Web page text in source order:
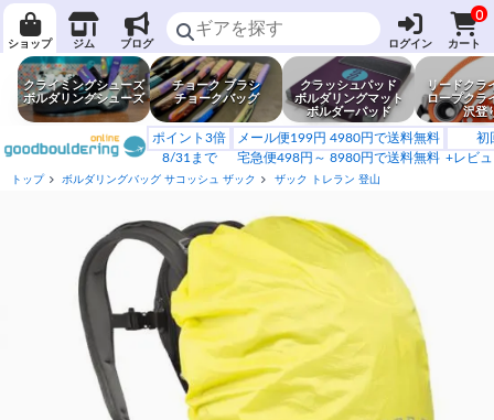
ショップ ジム ブログ ログイン
0
カート
クライミングシューズ
ボルダリングシューズ
チョーク ブラシ
チョークバッグ
クラッシュパッド
ボルダリングマット
ボルダーパッド
リードクラ
ロープクラ
沢登
ポイント3倍
8/31まで
メール便199円 4980円で送料無料
宅急便498円～ 8980円で送料無料
初
+レビ
トップ ボルダリングバッグ サコッシュ ザック ザック トレラン 登山